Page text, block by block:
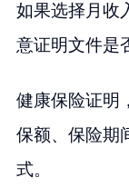
如果选择月收
意证明文件是
健康保险证明
保额、保险期
式。